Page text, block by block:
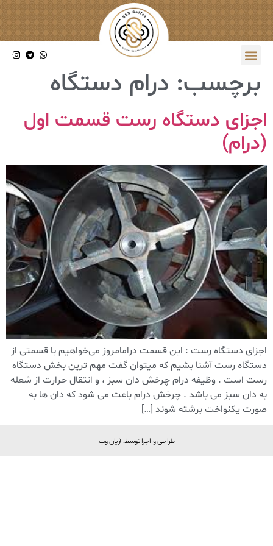
برچسب: درام دستگاه
اجزای دستگاه رست قسمت اول
(درام)
اجزای دستگاه رست : این قسمت درامامروز می‌خواهیم با قسمتی از
دستگاه رست آشنا بشیم که میتوان گفت مهم ترین بخش دستگاه
رست است . وظیفه درام چرخش دان سبز ، و انتقال حرارت از شعله
به دان سبز می باشد . چرخش درام باعث می شود که دان ها به
صورت یکنواخت برشته شوند […]
طراحی و اجرا توسط: آریان وب